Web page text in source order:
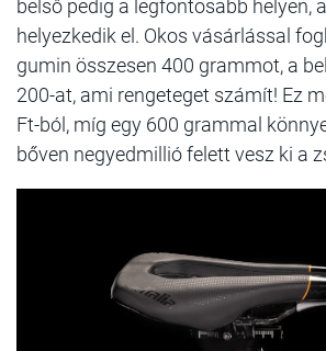
belső pedig a legfontosabb helyen,
helyezkedik el. Okos vásárlással
gumin összesen 400 grammot, a
200-at, ami rengeteget számít! Ez
Ft-ból, míg egy 600 grammal
bőven negyedmillió felett vesz ki a